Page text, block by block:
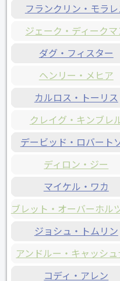
フランクリン・モラレ
ジェーク・ディークマ
ダグ・フィスター
ヘンリー・メヒア
カルロス・トーリス
クレイグ・キンブレ
デービッド・ロバート
ディロン・ジー
マイケル・ワカ
ブレット・オーバーホル
ジョシュ・トムリン
アンドルー・キャッシュ
コディ・アレン